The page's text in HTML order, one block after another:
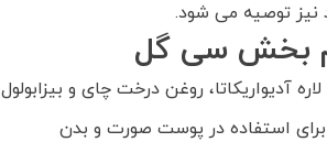
نیز توصیه می شود.
بخش سی گل
آدیواریکاتا، روغن درخت چای و بیزابولول
برای استفاده در پوست صورت و بدن